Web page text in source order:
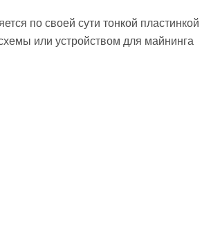
или устройством для майнинга